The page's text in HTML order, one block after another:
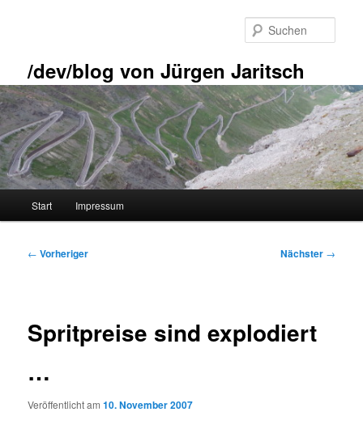
/dev/blog von Jürgen Jaritsch
Start Impressum
Beitragsnavigation
← Vorheriger Nächster →
Spritpreise sind explodiert
…
Veröffentlicht am10. November 2007